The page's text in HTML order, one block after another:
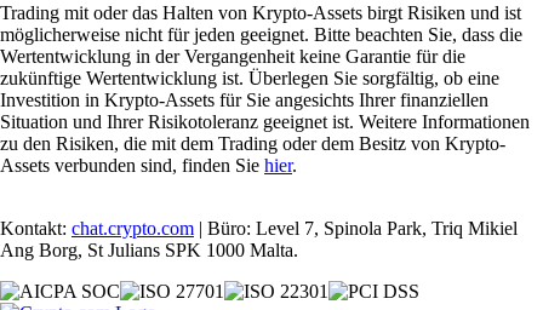
Trading mit oder das Halten von Krypto-Assets birgt Risiken und ist
möglicherweise nicht für jeden geeignet. Bitte beachten Sie, dass die
Wertentwicklung in der Vergangenheit keine Garantie für die
zukünftige Wertentwicklung ist. Überlegen Sie sorgfältig, ob eine
Investition in Krypto-Assets für Sie angesichts Ihrer finanziellen
Situation und Ihrer Risikotoleranz geeignet ist. Weitere Informationen
zu den Risiken, die mit dem Trading oder dem Besitz von Krypto-
Assets verbunden sind, finden Sie hier.
Kontakt: chat.crypto.com | Büro: Level 7, Spinola Park, Triq Mikiel
Ang Borg, St Julians SPK 1000 Malta.